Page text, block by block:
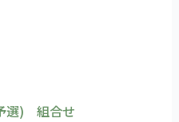
選) 組合せ